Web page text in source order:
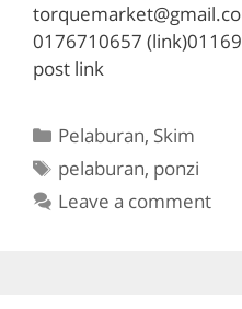
0176710657
post link
Categories
Pelaburan, Skim
Tags
pelaburan, ponzi
Leave a comment